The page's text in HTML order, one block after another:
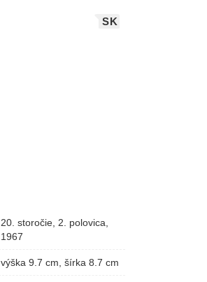
SK
20. storočie, 2. polovica,
1967
výška 9.7 cm, šírka 8.7 cm